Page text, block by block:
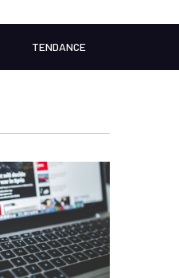
TENDANCE